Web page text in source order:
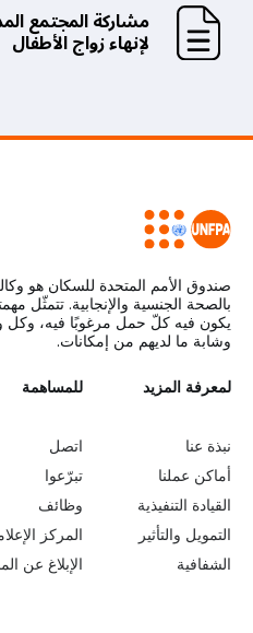
مشاركة المجتمع
لإنهاء زواج الأطفال
صندوق الأمم المتحدة للسكان هو
بالصحة الجنسية والإنجابية. تتمثّل
يكون فيه كلّ حمل مرغوبًا فيه، وكل
وشابة ما لديهم من إمكانات.
L
e
a
r
n
لمعرفة المزيد
نبذة عنا
أماكن عملنا
القيادة التنفيذية
التمويل والتأثير
الشفافية
G
o
b
e
y
للمساهمة
اتصل
تبرّعوا
وظائف
المركز
الإبلاغ عن